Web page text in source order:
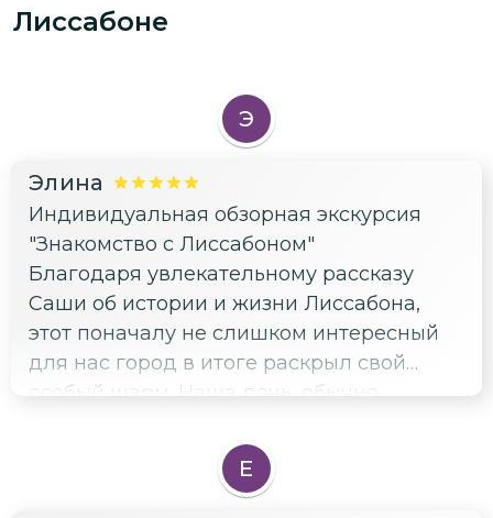
Лиссабоне
Э
Элина
Индивидуальная обзорная экскурсия
"Знакомство с Лиссабоном"
Благодаря увлекательному рассказу
Саши об истории и жизни Лиссабона,
этот поначалу не слишком интересный
для нас город в итоге раскрыл свой
особый шарм. Наша дочь, обычно
незнакомым людям и не любящая
долгие прогулки по городам, была в
Е